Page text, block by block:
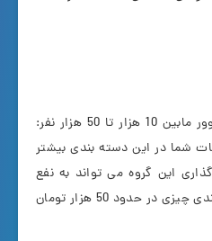
میکرو اینفلوئنسر با تعداد فالوور مابین 10 هزار تا 50 هزار نفر:
شما در این دسته بندی بیشتر
این گروه می تواند به نفع
شما باشد. قیمت این دسته بندی چیزی در حدود 50 هزار تومان